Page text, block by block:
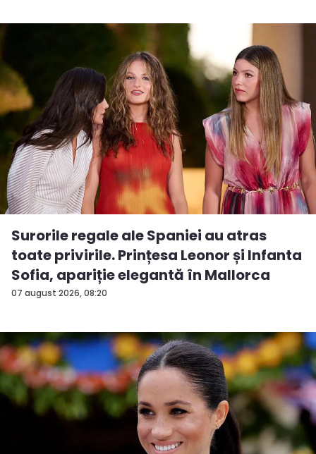
07 august 2026, 08:20
Surorile regale ale Spaniei au atras
toate privirile. Prințesa Leonor și Infanta
Sofia, apariție elegantă în Mallorca